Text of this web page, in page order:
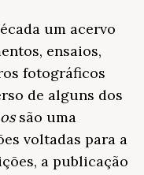
um acervo
ensaios,
fotográficos
de alguns dos
são uma
voltadas para a
a publicação